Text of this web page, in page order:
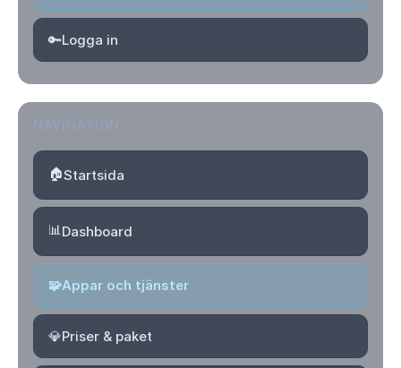
🔑Logga in
🏠Startsida
📊Dashboard
🧩Appar och tjänster
💎Priser & paket